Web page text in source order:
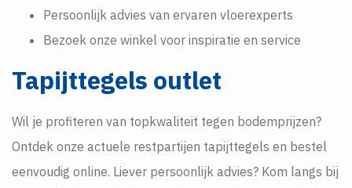
Persoonlijk advies van ervaren vloerexperts
Bezoek onze winkel voor inspiratie en service
Tapijttegels outlet
Wil je profiteren van topkwaliteit tegen bodemprijzen?
Ontdek onze actuele restpartijen tapijttegels en bestel
eenvoudig online. Liever persoonlijk advies? Kom langs bij